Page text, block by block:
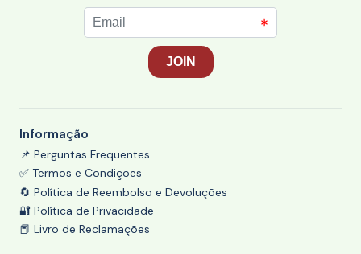
Informação
📌 Perguntas Frequentes
✅ Termos e Condições
🔄 Política de Reembolso e Devoluções
🔐 Política de Privacidade
📕 Livro de Reclamações